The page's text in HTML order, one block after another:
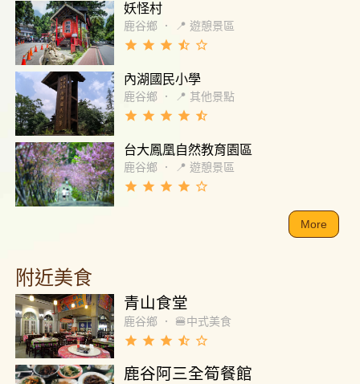
妖怪村
鹿谷鄉 ． 📍 遊憩景區
grade grade grade star_half star_border
內湖國民小學
鹿谷鄉 ． 📍 其他景點
grade grade grade grade star_half
台大鳳凰自然教育園區
鹿谷鄉 ． 📍 遊憩景區
grade grade grade grade star_border
More
附近美食
青山食堂
鹿谷鄉 ． 🍔中式美食
grade grade grade star_half star_border
鹿谷阿三全筍餐館